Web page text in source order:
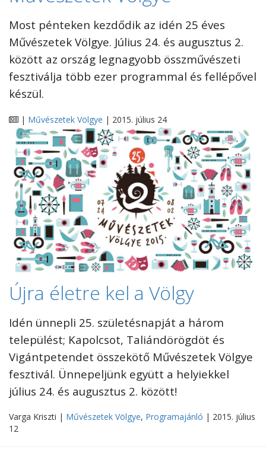
Most pénteken kezdődik az idén 25 éves
Művészetek Völgye. Július 24. és augusztus 2.
között az ország legnagyobb összművészeti
fesztiválja több ezer programmal és fellépővel
készül.
| Művészetek Völgye | 2015. július 24
Újra életre kel a Völgy
Idén ünnepli 25. születésnapját a három
települést; Kapolcsot, Taliándörögdöt és
Vigántpetendet összekötő Művészetek Völgye
fesztivál. Ünnepeljünk együtt a helyiekkel
július 24. és augusztus 2. között!
Varga Kriszti | Művészetek Völgye, Programajánló | 2015. július
12